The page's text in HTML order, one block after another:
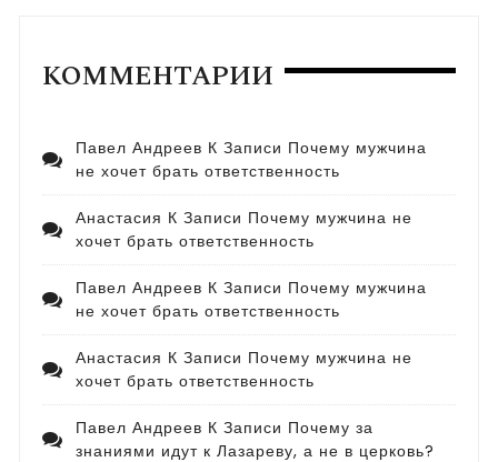
КОММЕНТАРИИ
Павел Андреев К Записи Почему мужчина
не хочет брать ответственность
Анастасия К Записи Почему мужчина не
хочет брать ответственность
Павел Андреев К Записи Почему мужчина
не хочет брать ответственность
Анастасия К Записи Почему мужчина не
хочет брать ответственность
Павел Андреев К Записи Почему за
знаниями идут к Лазареву, а не в церковь?